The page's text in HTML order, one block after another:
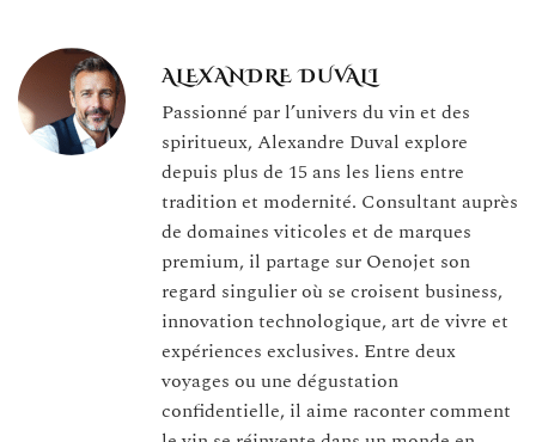
ALEXANDRE DUVALI
Passionné par l’univers du vin et des
spiritueux, Alexandre Duval explore
depuis plus de 15 ans les liens entre
tradition et modernité. Consultant auprès
de domaines viticoles et de marques
premium, il partage sur Oenojet son
regard singulier où se croisent business,
innovation technologique, art de vivre et
expériences exclusives. Entre deux
voyages ou une dégustation
confidentielle, il aime raconter comment